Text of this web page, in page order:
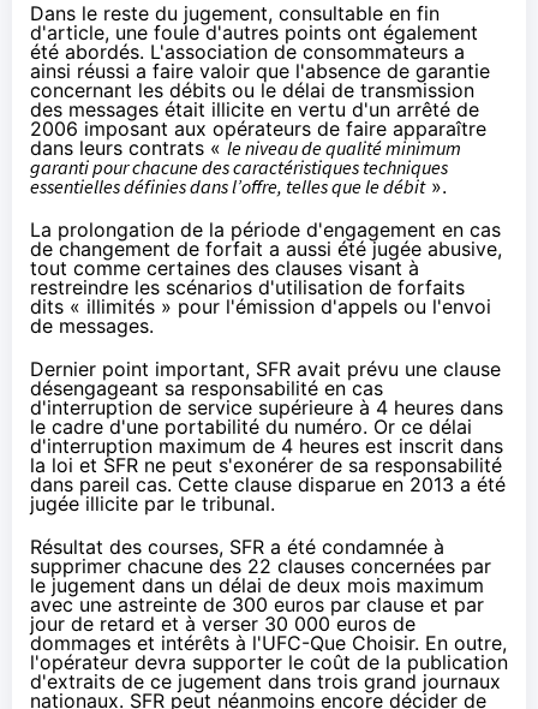
Dans le reste du jugement, consultable en fin
d'article, une foule d'autres points ont également
été abordés. L'association de consommateurs a
ainsi réussi a faire valoir que l'absence de garantie
concernant les débits ou le délai de transmission
des messages était illicite en vertu d'un arrêté de
2006 imposant aux opérateurs de faire apparaître
dans leurs contrats «le niveau de qualité minimum
garanti pour chacune des caractéristiques techniques
essentielles définies dans l’offre, telles que le débit».
La prolongation de la période d'engagement en cas
de changement de forfait a aussi été jugée abusive,
tout comme certaines des clauses visant à
restreindre les scénarios d'utilisation de forfaits
dits « illimités » pour l'émission d'appels ou l'envoi
de messages.
Dernier point important, SFR avait prévu une clause
désengageant sa responsabilité en cas
d'interruption de service supérieure à 4 heures dans
le cadre d'une portabilité du numéro. Or ce délai
d'interruption maximum de 4 heures est inscrit dans
la loi et SFR ne peut s'exonérer de sa responsabilité
dans pareil cas. Cette clause disparue en 2013 a été
jugée illicite par le tribunal.
Résultat des courses, SFR a été condamnée à
supprimer chacune des 22 clauses concernées par
le jugement dans un délai de deux mois maximum
avec une astreinte de 300 euros par clause et par
jour de retard et à verser 30 000 euros de
dommages et intérêts à l'UFC-Que Choisir. En outre,
l'opérateur devra supporter le coût de la publication
d'extraits de ce jugement dans trois grand journaux
nationaux. SFR peut néanmoins encore décider de